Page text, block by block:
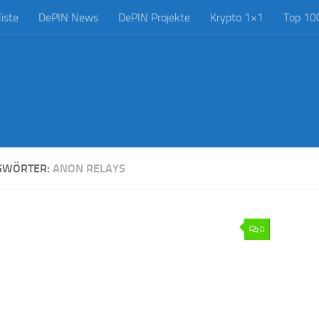
DePIN News DePIN Projekte Krypto 1×1 Top
ANON RELAYS
0